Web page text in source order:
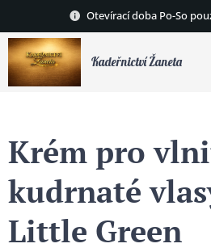
Otevírací doba Po-So
Kadeřnictví Žaneta
Krém pro
kudrnaté
Little Green